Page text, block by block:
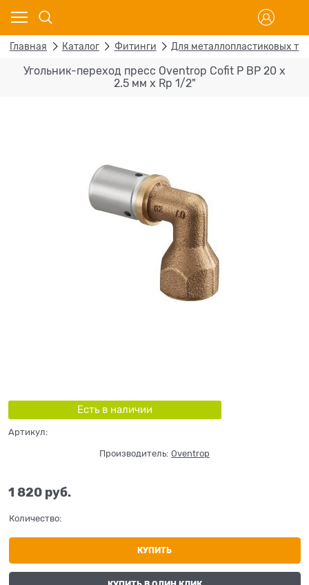
Главная Каталог Фитинги Для металлопластиковых
Угольник-переход пресс Oventrop Cofit P ВР 20 х
2.5 мм х Rp 1/2"
Есть в наличии
Артикул:
Производитель: Oventrop
1 820 руб.
Количество:
КУПИТЬ